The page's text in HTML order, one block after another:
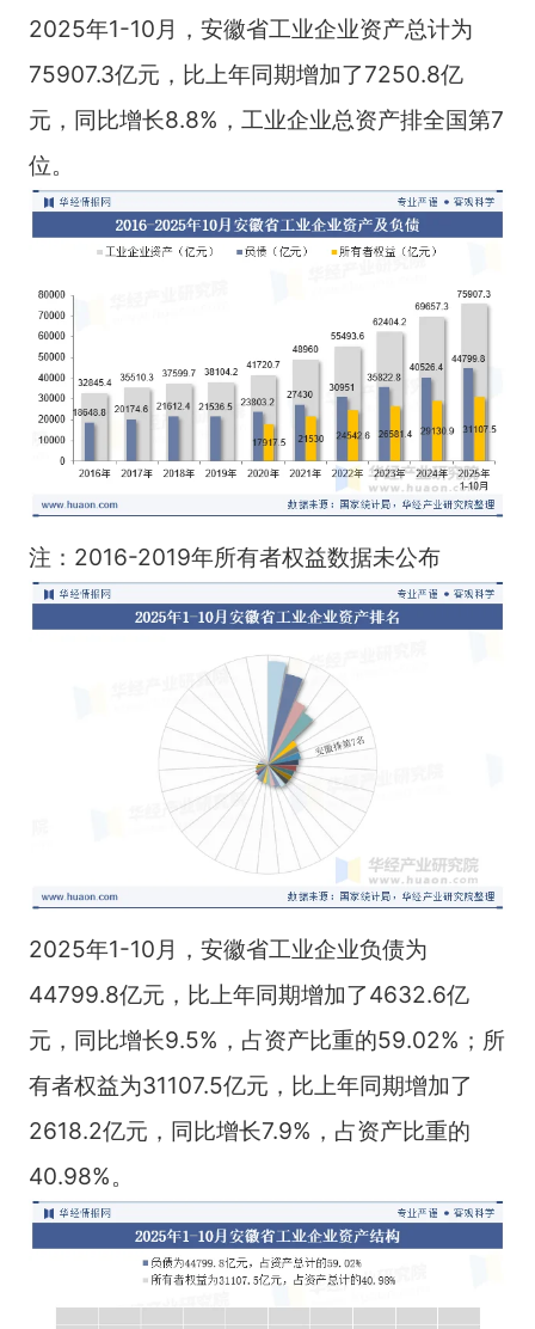
2025年1-10月，安徽省工业企业资产总计为
75907.3亿元，比上年同期增加了7250.8亿
元，同比增长8.8%，工业企业总资产排全国第7
位。
注：2016-2019年所有者权益数据未公布
2025年1-10月，安徽省工业企业负债为
44799.8亿元，比上年同期增加了4632.6亿
元，同比增长9.5%，占资产比重的59.02%；所
有者权益为31107.5亿元，比上年同期增加了
2618.2亿元，同比增长7.9%，占资产比重的
40.98%。